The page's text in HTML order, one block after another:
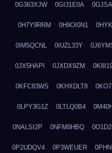
0G363XJW 0GI31E0A
0H7Y9RRM 0H9OI0N1
0IM5QCNL 0IUZL33Y
0JX5HAPI 0JXDX9ZM
0KFC83WS 0KHXDLT8
0LPY3G1Z 0LTLQ0B4
0NALSI2P 0NFM8HBQ
0P2UDQV4 0P3WEUER